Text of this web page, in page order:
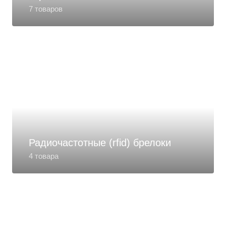
7 товаров
Радиочастотные (rfid) брелоки
4 товара